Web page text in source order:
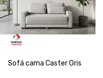
Sofá cama Caster Gris